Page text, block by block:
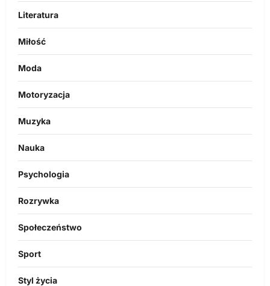
Literatura
Miłość
Moda
Motoryzacja
Muzyka
Nauka
Psychologia
Rozrywka
Społeczeństwo
Sport
Styl życia